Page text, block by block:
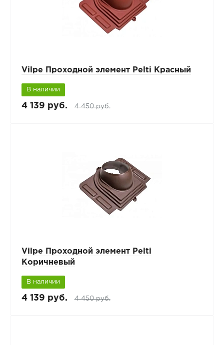
Vilpe Проходной элемент Pelti Красный
В наличии
4 139 руб. 4 450 руб.
Vilpe Проходной элемент Pelti
Коричневый
В наличии
4 139 руб. 4 450 руб.